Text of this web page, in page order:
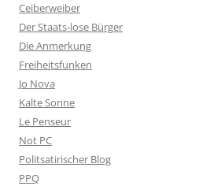
Ceiberweiber
Der Staats-lose Bürger
Die Anmerkung
Freiheitsfunken
Jo Nova
Kalte Sonne
Le Penseur
Not PC
Politsatirischer Blog
PPQ